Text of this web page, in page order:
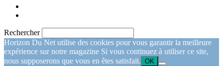
Rechercher
Horizon Du Net utilise des cookies pour vous garantir la meilleure
expérience sur notre magazine Si vous continuez à utiliser ce site,
nous supposerons que vous en êtes satisfait. OK